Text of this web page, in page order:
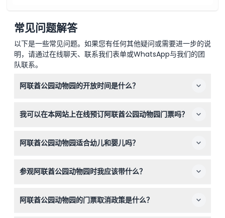
常见问题解答
以下是一些常见问题。如果您有任何其他疑问或需要进一步的说
明，请通过在线聊天、联系我们表单或WhatsApp与我们的团
队联系。
阿联酋公园动物园的开放时间是什么？
动—请在预订时确认）。
我可以在本网站上在线预订阿联酋公园动物园门票吗？
保您的参观名额。
阿联酋公园动物园适合幼儿和婴儿吗？
龄段儿童的家庭友好型景点。
参观阿联酋公园动物园时我应该带什么？
不允许携带外来食物和饮料。
阿联酋公园动物园的门票取消政策是什么？